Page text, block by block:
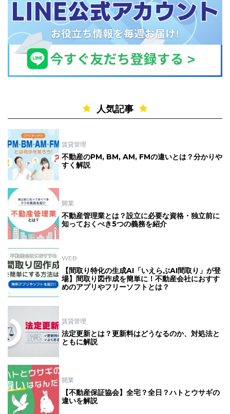
人気記事
賃貸管理
不動産のPM, BM, AM, FMの違いとは？分かりや
すく解説
開業
不動産管理業とは？設立に必要な資格・独立前に
知っておくべき5つの義務を紹介
WEB
【間取り特化の生成AI「いえらぶAI間取り」が登
場】間取り図作成を簡単に！不動産会社におすす
めのアプリやフリーソフトとは？
賃貸管理
法定更新とは？更新料はどうなるのか、対処法と
ともに解説
開業
【不動産保証協会】全宅？全日？ハトとウサギの
違いを解説